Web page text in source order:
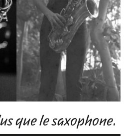
que le saxophone.